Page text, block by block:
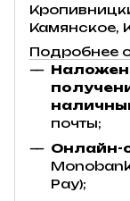
Камянское,
Подробнее
почты;
Онлайн-
Pay);